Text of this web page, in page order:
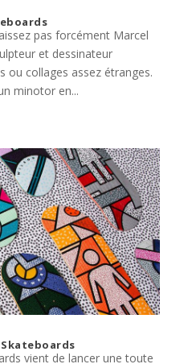
pas forcément Marcel
et dessinateur
ou collages assez étranges.
minotor en...
vient de lancer une toute